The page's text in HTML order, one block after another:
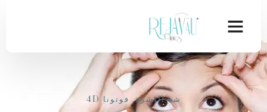
شد البشرة, فوتونا 4D